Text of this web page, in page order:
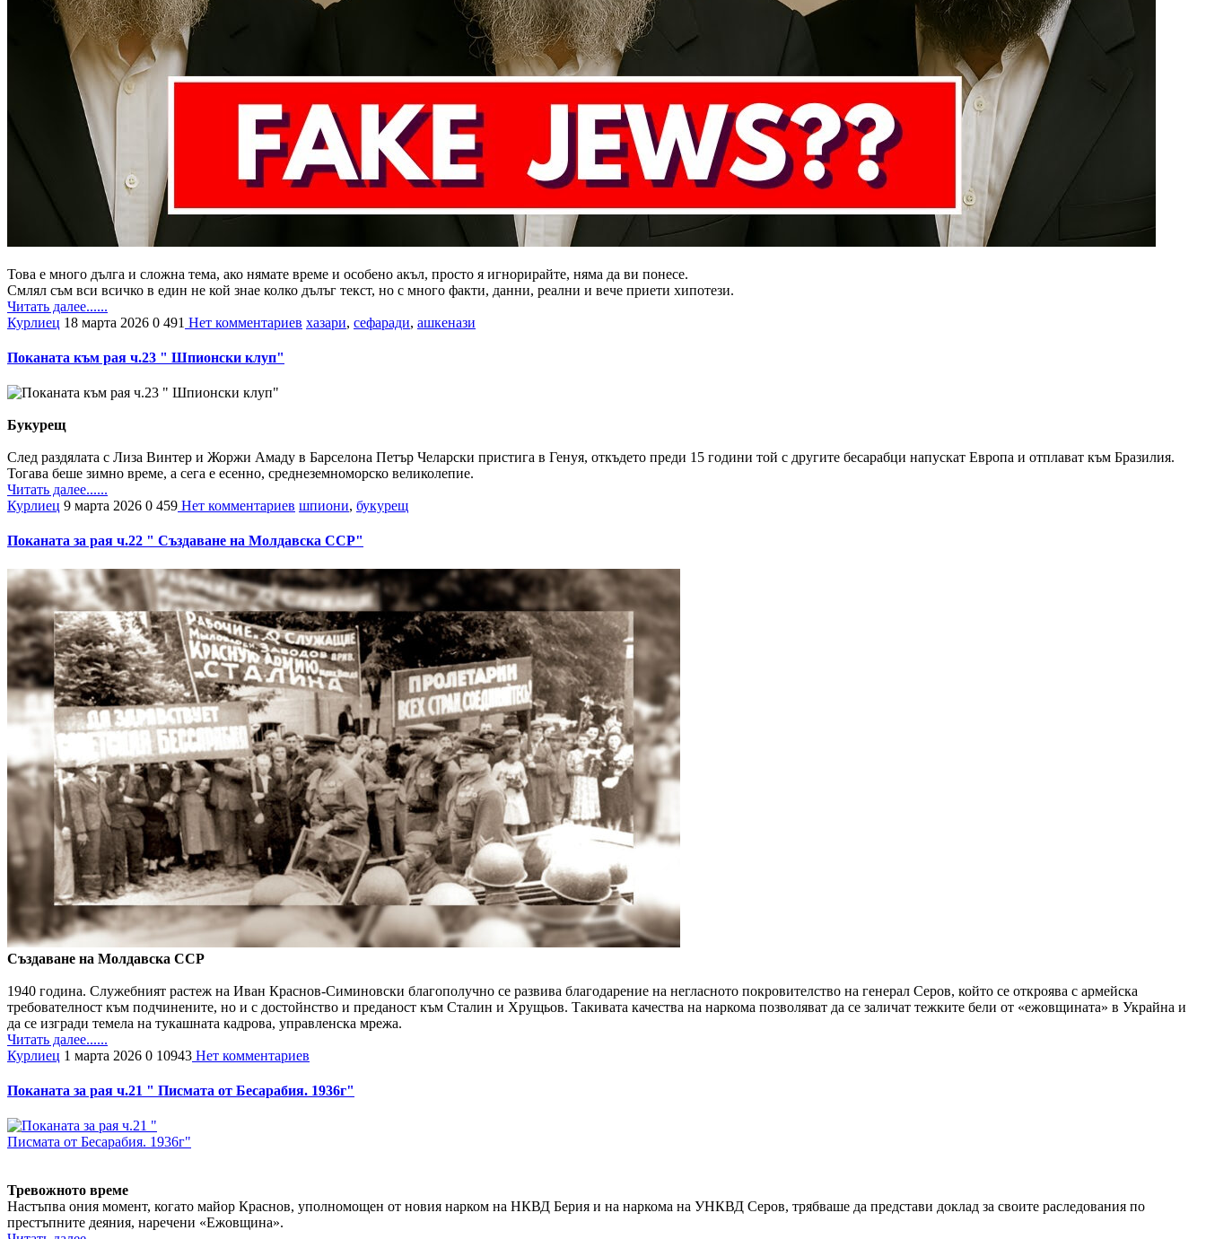
Това е много дълга и сложна тема, ако нямате време и особено акъл, просто я игнорирайте, няма да ви понесе.
Смлял съм вси всичко в един не кой знае колко дълъг текст, но с много факти, данни, реални и вече приети хипотези.
Читать далее......
Курлиец 18 марта 2026 0 491 Нет комментариев хазари, сефаради, ашкенази
Поканата към рая ч.23 " Шпионски клуп"
Букурещ
След раздялата с Лиза Винтер и Жоржи Амаду в Барселона Петър Челарски пристига в Генуя, откъдето преди 15 години той с другите бесарабци напускат Европа и отплават към Бразилия.
Тогава беше зимно време, а сега е есенно, среднеземноморско великолепие.
Читать далее......
Курлиец 9 марта 2026 0 459 Нет комментариев шпиони, букурещ
Поканата за рая ч.22 " Създаване на Молдавска ССР"
Създаване на Молдавска ССР
1940 година. Служебният растеж на Иван Краснов-Симиновски благополучно се развива благодарение на негласното покровителство на генерал Серов, който се откроява с армейска
требователност към подчинените, но и с достойнство и преданост към Сталин и Хрущьов. Такивата качества на наркома позволяват да се заличат тежките бели от «ежовщината» в Украйна и
да се изгради темела на тукашната кадрова, управленска мрежа.
Читать далее......
Курлиец 1 марта 2026 0 10943 Нет комментариев
Поканата за рая ч.21 " Писмата от Бесарабия. 1936г"
Тревожното време
Настъпва ония момент, когато майор Краснов, уполномощен от новия нарком на НКВД Берия и на наркома на УНКВД Серов, трябваше да представи доклад за своите раследования по
престъпните деяния, наречени «Ежовщина».